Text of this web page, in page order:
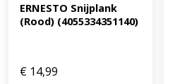
ERNESTO Snijplank
(Rood) (4055334351140)
€ 14,99